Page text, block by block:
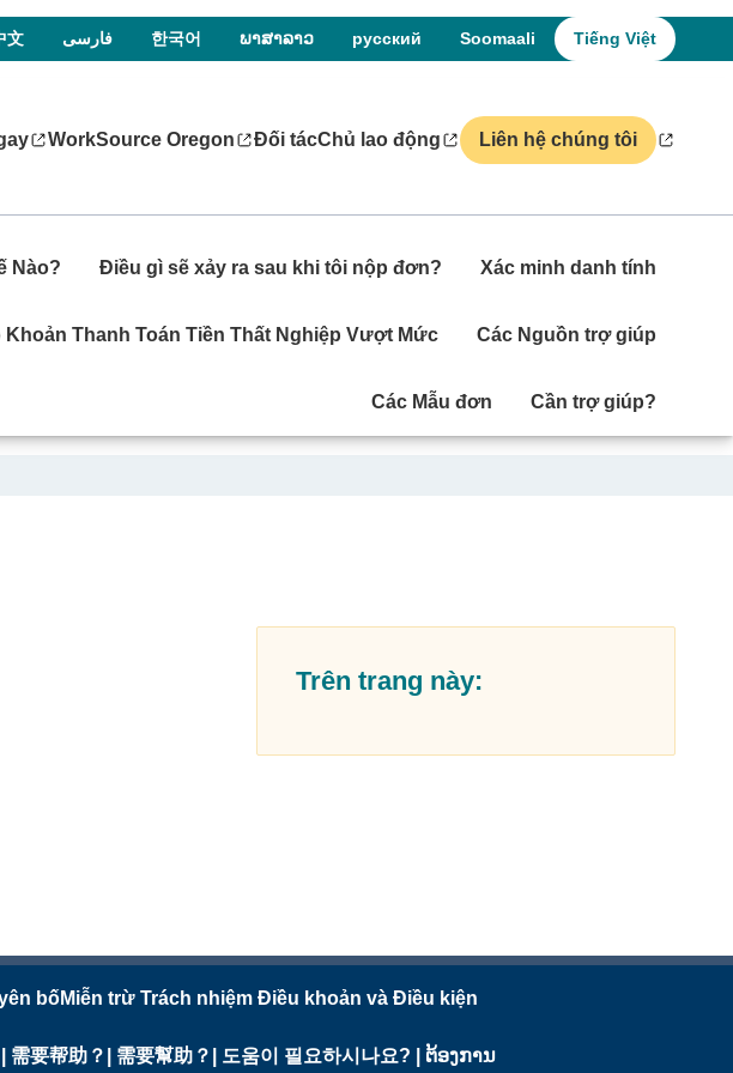
文 فارسی 한국어 ພາສາລາວ русский Soomaali Tiếng Việt
WorkSource Oregon Đối tácChủ lao động Liên hệ chúng tôi
Nào? Điều gì sẽ xảy ra sau khi tôi nộp đơn? Xác minh danh tính
Khoản Thanh Toán Tiền Thất Nghiệp Vượt Mức Các Nguồn trợ giúp
Các Mẫu đơn Cần trợ giúp?
Trên trang này:
bốMiễn trừ Trách nhiệm Điều khoản và Điều kiện
帮助？| 需要幫助？| 도움이 필요하시나요? | ຕ້ອງການ